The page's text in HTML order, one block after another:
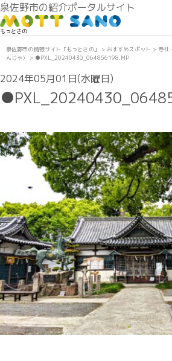
泉佐野市の紹介ポータルサイト
もっとさの
泉佐野市の情報サイト「もっとさの」 > おすすめスポット > 寺社
んじゃ）
> ●PXL_20240430_064856198.MP
2024年05月01日(水曜日)